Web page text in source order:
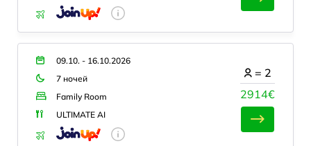
09.10. - 16.10.2026
7 ночей
Family Room
ULTIMATE AI
2914€
= 2